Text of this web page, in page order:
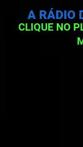
CLIQUE NO
A RÁDIO